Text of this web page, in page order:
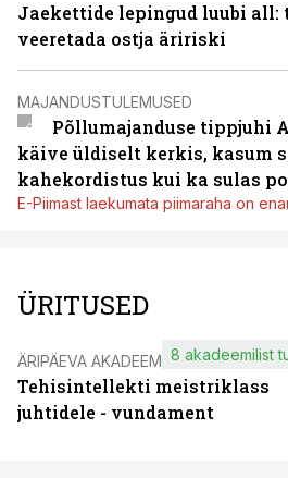
Jaekettide lepingud luubi all:
veeretada ostja äririski
MAJANDUSTULEMUSED
Põllumajanduse tippjuhi
käive üldiselt kerkis, kasum
kahekordistus kui ka sulas
E-Piimast laekumata piimaraha on
ÜRITUSED
ÄRIPÄEVA AKADEEMIA
Tehisintellekti meistriklass
juhtidele - vundament
8 akadeemilist